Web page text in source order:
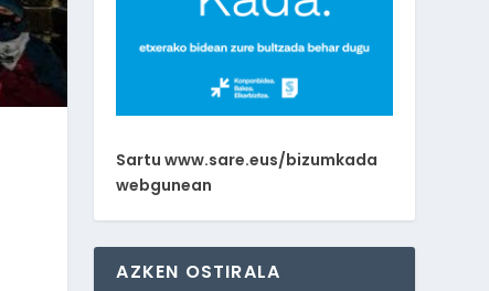
Sartu www.sare.eus/bizumkada
webgunean
AZKEN OSTIRALA